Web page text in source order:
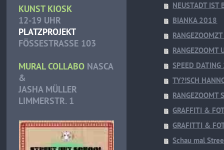
KUNST KIOSK
12-19 UHR
PLATZPROJEKT
FÖSSESTRASSE 103
MURAL COLLABO NASCA
&
JASHA MÜLLER
LIMMERSTR. 1
NEUSTADT IST
BIANKA 2018
RANGEZOOMT
SPEED
TY?!SCH
GRAFFITI &
GRAFITTI &
Schau mal